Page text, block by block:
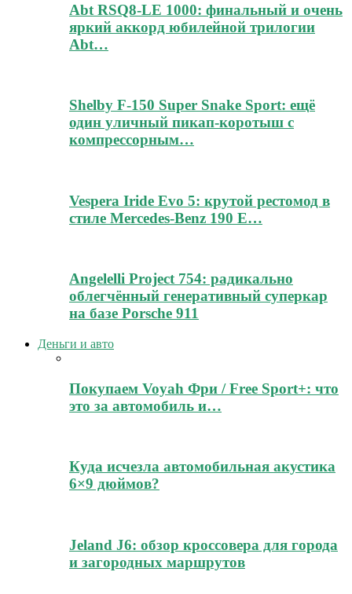
Abt RSQ8-LE 1000: финальный и очень
яркий аккорд юбилейной трилогии
Abt…
Shelby F-150 Super Snake Sport: ещё
один уличный пикап-коротыш с
компрессорным…
Vespera Iride Evo 5: крутой рестомод в
стиле Mercedes-Benz 190 E…
Angelelli Project 754: радикально
облегчённый генеративный суперкар
на базе Porsche 911
Деньги и авто
Покупаем Voyah Фри / Free Sport+: что
это за автомобиль и…
Куда исчезла автомобильная акустика
6×9 дюймов?
Jeland J6: обзор кроссовера для города
и загородных маршрутов